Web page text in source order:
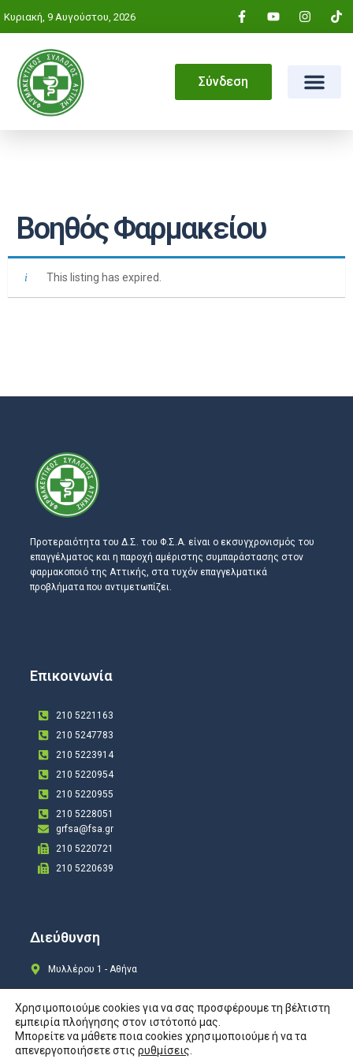
Κυριακή, 9 Αυγούστου, 2026
Σύνδεση
Βοηθός Φαρμακείου
This listing has expired.
Προτεραιότητα του Δ.Σ. του Φ.Σ.Α. είναι ο εκσυγχρονισμός του
επαγγέλματος και η παροχή αμέριστης συμπαράστασης στον
φαρμακοποιό της Αττικής, στα τυχόν επαγγελματικά
προβλήματα που αντιμετωπίζει.
Επικοινωνία
210 5221163
210 5247783
210 5223914
210 5220954
210 5220955
210 5228051
grfsa@fsa.gr
210 5220721
210 5220639
Διεύθυνση
Μυλλέρου 1 - Αθήνα
Copyright © 2024 All rights Reserved. Design byCOSMOTE New Site4U
Χρησιμοποιούμε cookies για να σας προσφέρουμε τη βέλτιστη
εμπειρία πλοήγησης στον ιστότοπό μας.
Μπορείτε να μάθετε ποια cookies χρησιμοποιούμε ή να τα
απενεργοποιήσετε στις ρυθμίσεις